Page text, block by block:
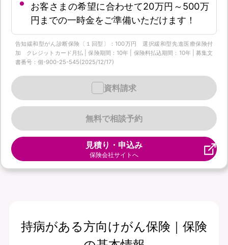
お客さまの希望に合わせて20万円～500万
円までの一時金をご準備いただけます！
告知緩和型がん診断保険〔１回型〕：100万円 選択緩和型先進医療保険付
加 クレジットカード月払 | 保険期間：10年 | 保険料払込期間：10年 | 募集文
書番号：個-900-25-545(2025/12/17)
無料で相談予約
資料請求
見積り・申込み
保険会社サイトへ
持病がある方向けがん保険｜保険